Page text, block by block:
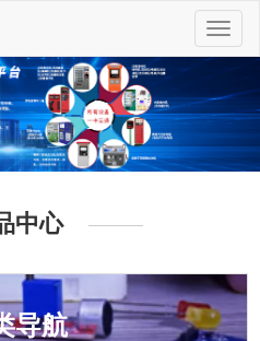
切
换
航
中心
导航